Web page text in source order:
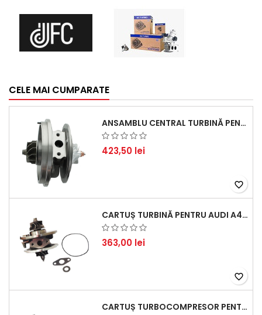
CELE MAI CUMPARATE
ANSAMBLU CENTRAL TURBINĂ PENTRU BMW SERIA 3, SERIA 5 ȘI X3 - PERFORMANȚĂ ȘI FIABILITATE
423,50 lei
favorite_border
CARTUȘ TURBINĂ PENTRU AUDI A4, A6, SKODA SUPERB ȘI VW PASSAT, MOTOR DIESEL 1.9 TDI
363,00 lei
favorite_border
CARTUȘ TURBOCOMPRESOR PENTRU VW, AUDI, SEAT, SKODA - MOTOR DIESEL 2.0 TDI